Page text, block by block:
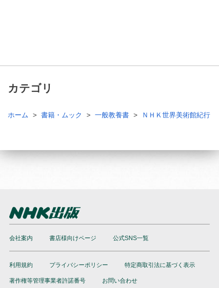
カテゴリ
ホーム 書籍・ムック 一般教養書 ＮＨＫ世界美術館紀行
会社案内 書店様向けページ 公式SNS一覧
利用規約 プライバシーポリシー 特定商取引法に基づく表示
著作権等管理事業者許諾番号 お問い合わせ